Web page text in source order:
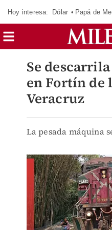
Hoy interesa: Dólar Papá de
Se
en Fortín de
Veracruz
La pesada máquina